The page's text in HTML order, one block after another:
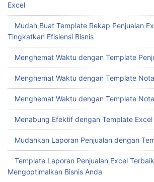
Excel
Mudah Buat Template Rekap Penjualan
Tingkatkan Efisiensi Bisnis
Menghemat Waktu dengan Template
Menghemat Waktu dengan Template
Menghemat Waktu dengan Template
Menabung Efektif dengan Template Excel
Mudahkan Laporan Penjualan dengan
Template Laporan Penjualan Excel
Mengoptimalkan Bisnis Anda